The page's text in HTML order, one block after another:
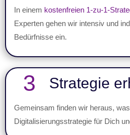
In einem kostenfreien 1-zu-1-
Experten gehen wir intensiv und
Bedürfnisse ein.
3 Strategie
Gemeinsam finden wir heraus,
Digitalisierungsstrategie für Dich